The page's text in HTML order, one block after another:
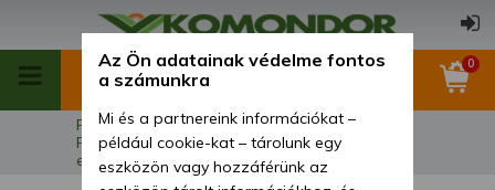
0
Főoldal
Force 108 Eco mini árokásó / markoló / mini
excavator
Az Ön adatainak védelme fontos
a számunkra
Mi és a partnereink információkat –
például cookie-kat – tárolunk egy
eszközön vagy hozzáférünk az